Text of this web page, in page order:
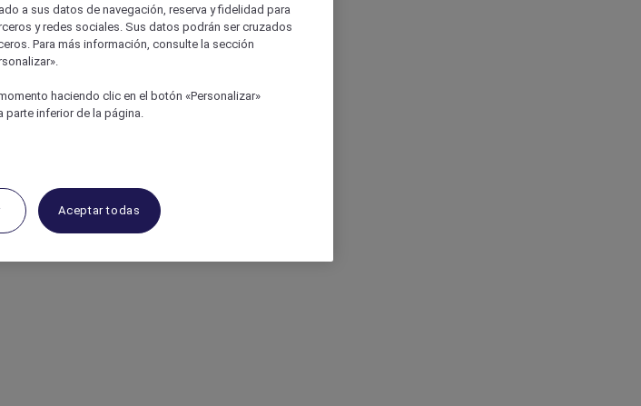
a sus datos de navegación, reserva y fidelidad para
y redes sociales. Sus datos podrán ser cruzados
Para más información, consulte la sección
haciendo clic en el botón «Personalizar»
parte inferior de la página.
Aceptar todas